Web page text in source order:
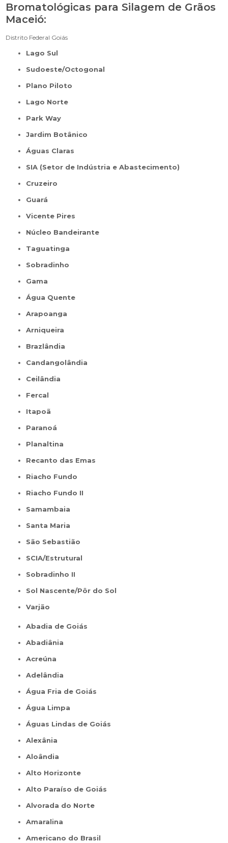
Bromatológicas para Silagem de Grãos
Maceió:
Distrito Federal Goiás
Lago Sul
Sudoeste/Octogonal
Plano Piloto
Lago Norte
Park Way
Jardim Botânico
Águas Claras
SIA (Setor de Indústria e Abastecimento)
Cruzeiro
Guará
Vicente Pires
Núcleo Bandeirante
Taguatinga
Sobradinho
Gama
Água Quente
Arapoanga
Arniqueira
Brazlândia
Candangolândia
Ceilândia
Fercal
Itapoã
Paranoá
Planaltina
Recanto das Emas
Riacho Fundo
Riacho Fundo II
Samambaia
Santa Maria
São Sebastião
SCIA/Estrutural
Sobradinho II
Sol Nascente/Pôr do Sol
Varjão
Abadia de Goiás
Abadiânia
Acreúna
Adelândia
Água Fria de Goiás
Água Limpa
Águas Lindas de Goiás
Alexânia
Aloândia
Alto Horizonte
Alto Paraíso de Goiás
Alvorada do Norte
Amaralina
Americano do Brasil